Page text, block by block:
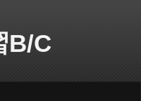
B/C